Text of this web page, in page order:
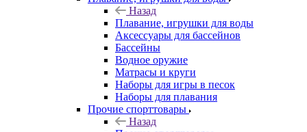
Назад
Плавание, игрушки для воды
Аксессуары для бассейнов
Бассейны
Водное оружие
Матрасы и круги
Наборы для игры в песок
Наборы для плавания
Прочие спорттовары
Назад